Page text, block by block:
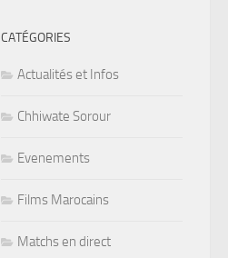
CATÉGORIES
Actualités et Infos
Chhiwate Sorour
Evenements
Films Marocains
Matchs en direct